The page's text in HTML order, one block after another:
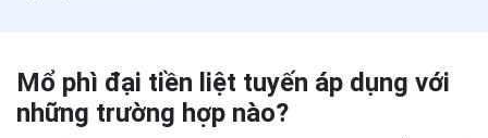
Mổ phì đại tiền liệt tuyến áp dụng với
những trường hợp nào?